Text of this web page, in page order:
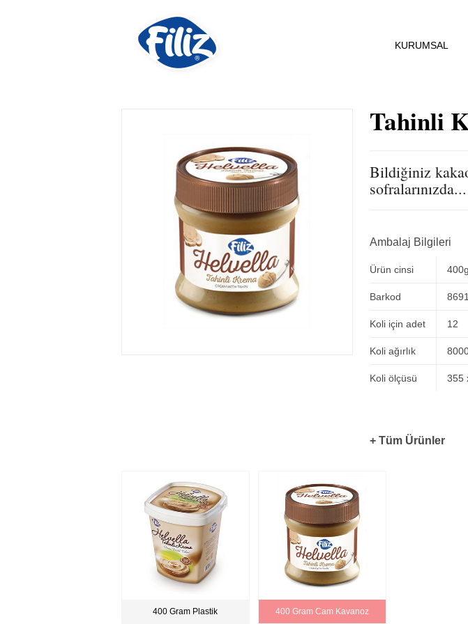
KURUMSAL
Tahinli
Bildiğiniz
sofralarınızda...
Ambalaj Bilgileri
Ürün cinsi
Barkod
Koli için adet
Koli ağırlık
Koli ölçüsü
12
355
+ Tüm Ürünler
400 Gram Plastik 400 Gram Cam Kavanoz